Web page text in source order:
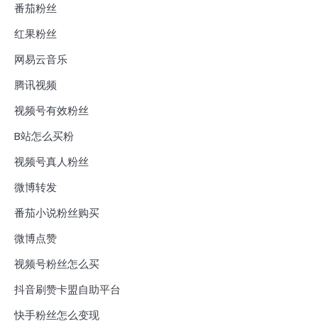
番茄粉丝
红果粉丝
网易云音乐
腾讯视频
视频号有效粉丝
B站怎么买粉
视频号真人粉丝
微博转发
番茄小说粉丝购买
微博点赞
视频号粉丝怎么买
抖音刷赞卡盟自助平台
快手粉丝怎么变现